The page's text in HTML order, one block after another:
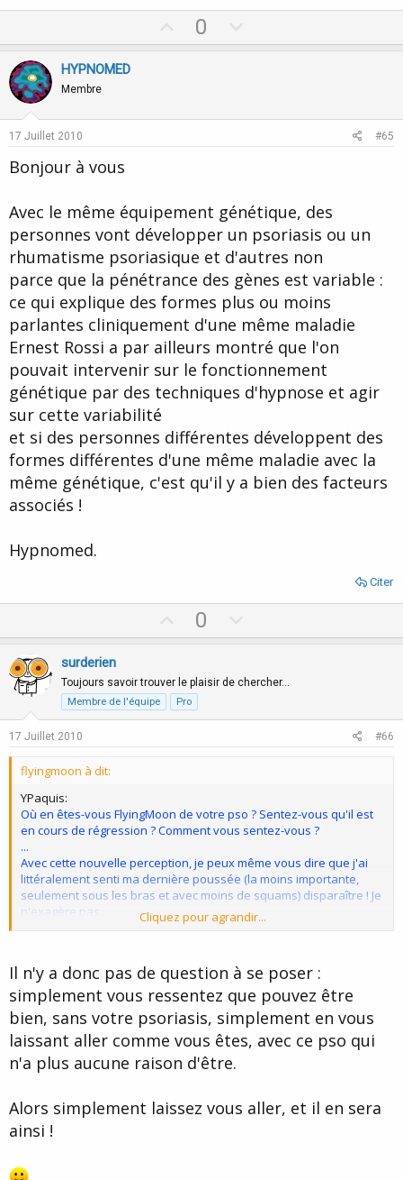
p
t
0
o
v
HYPNOMED
Membre
17 Juillet 2010 #65
Bonjour à vous
Avec le même équipement génétique, des
personnes vont développer un psoriasis ou un
rhumatisme psoriasique et d'autres non
parce que la pénétrance des gènes est variable :
ce qui explique des formes plus ou moins
parlantes cliniquement d'une même maladie
Ernest Rossi a par ailleurs montré que l'on
pouvait intervenir sur le fonctionnement
génétique par des techniques d'hypnose et agir
sur cette variabilité
et si des personnes différentes développent des
formes différentes d'une même maladie avec la
même génétique, c'est qu'il y a bien des facteurs
associés !
Hypnomed.
Citer
p
o
t
e
0
o
n
o
surderien
Toujours savoir trouver le plaisir de chercher…
Membre de l'équipe Pro
17 Juillet 2010 #66
flyingmoon à dit:
YPaquis:
Où en êtes-vous FlyingMoon de votre pso ? Sentez-vous qu'il est
en cours de régression ? Comment vous sentez-vous ?
...
Avec cette nouvelle perception, je peux même vous dire que j'ai
littéralement senti ma dernière poussée (la moins importante,
seulement sous les bras et avec moins de squams) disparaître ! Je
n'exagère pas.
pour une jolie prolifération sur les quatre dernières années.
Contrairement aux années précédentes, je commence à penser
plus fondamentalement mon pso en termes psy qu'avant. J'avais
bien fait le lien entre les évènements de ma vie et le pso
auparavant, mais je crois que j'en ai vraiment pris conscience cet
hiver, où j'ai fais une poussée dont l'origine psy était évidente.
Aujourd'hui je suis un jour optimiste, un jour moins optimiste
thermale au printemps et pas mal de plage par la suite. Donc ma
peau n'est plus comparable. Mais je sens bien que je n'en ai pas
encore finit.
Cliquez pour agrandir...
Il n'y a donc pas de question à se poser :
simplement vous ressentez que pouvez être
bien, sans votre psoriasis, simplement en vous
laissant aller comme vous êtes, avec ce pso qui
n'a plus aucune raison d'être.
Alors simplement laissez vous aller, et il en sera
ainsi !